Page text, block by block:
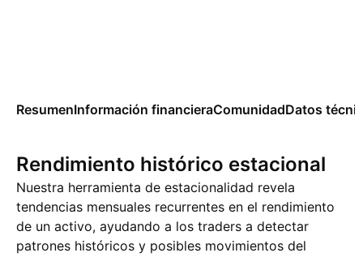
ResumenInformación financieraComunidadDatos
Rendimiento histórico estacional
Nuestra herramienta de estacionalidad revela
tendencias mensuales recurrentes en el rendimiento
de un activo, ayudando a los traders a detectar
patrones históricos y posibles movimientos del